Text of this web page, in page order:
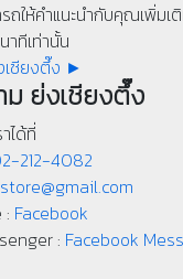
ถให้คำแนะนำกับคุณเพิ่มเ
าทีเท่านั้น
เชียงตึ๊ง ►
ย่งเชียงตึ๊ง
ได้ที่
212-4082
: Facebook
: Facebook